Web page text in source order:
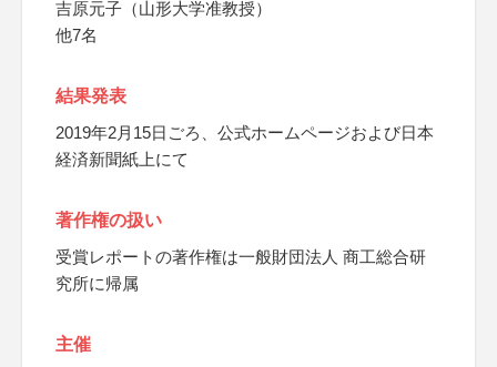
吉原元子（山形大学准教授）
他7名
結果発表
2019年2月15日ごろ、公式ホームページおよび日本
経済新聞紙上にて
著作権の扱い
受賞レポートの著作権は一般財団法人 商工総合研
究所に帰属
主催